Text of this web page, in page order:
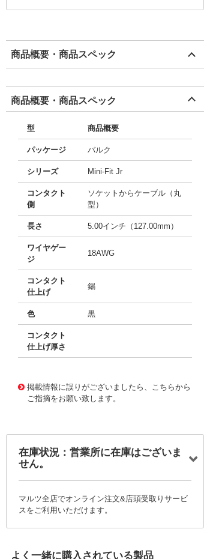
商品概要・商品スペック
商品概要・商品スペック
型 商品概要
パッケージ バルク
シリーズ Mini-Fit Jr
コンタクト
側
ソケットからケーブル（丸
型）
長さ 5.00インチ（127.00mm）
ワイヤゲー
ジ
18AWG
コンタクト
仕上げ
錫
色 黒
コンタクト
仕上げ厚さ
掲載情報に誤りがございましたら、こちらから
ご指摘をお願い致します。
在庫状況：営業所に在庫はございま
せん。
マルツ全店でオンライン注文&店頭受取りサービ
スをご利用いただけます。
よく一緒に購入されている製品